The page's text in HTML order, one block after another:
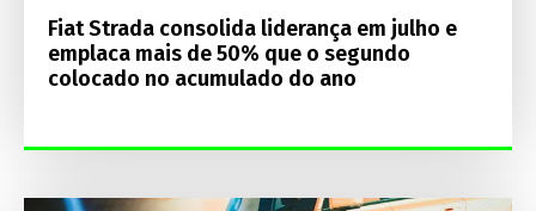
Fiat Strada consolida liderança em julho e
emplaca mais de 50% que o segundo
colocado no acumulado do ano